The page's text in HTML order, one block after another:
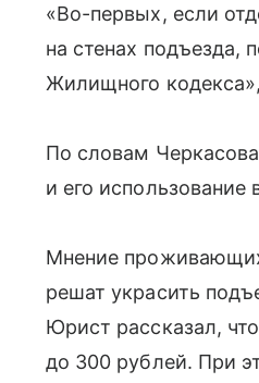
«Во-первых, если
на стенах подъезда,
Жилищного
По словам
и его
Мнение
решат украсить
Юрист рассказал,
до 300 рублей. При